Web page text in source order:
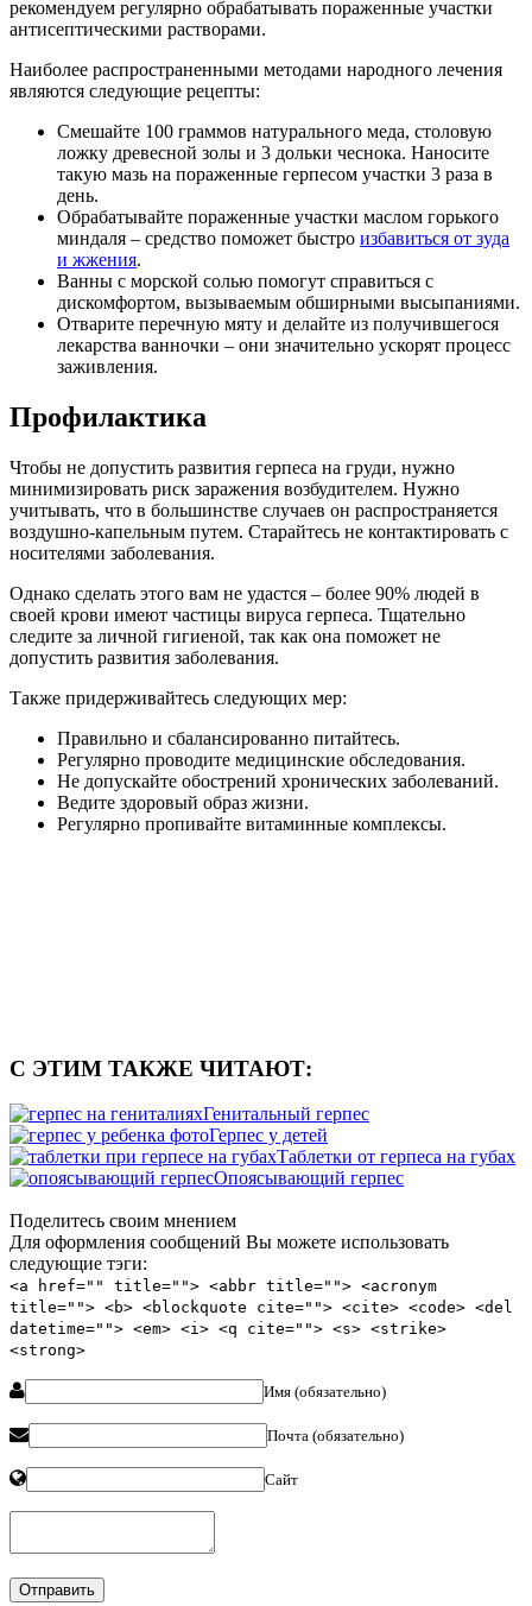
рекомендуем регулярно обрабатывать пораженные участки
антисептическими растворами.
Наиболее распространенными методами народного лечения
являются следующие рецепты:
Смешайте 100 граммов натурального меда, столовую
ложку древесной золы и 3 дольки чеснока. Наносите
такую мазь на пораженные герпесом участки 3 раза в
день.
Обрабатывайте пораженные участки маслом горького
миндаля – средство поможет быстро избавиться от зуда
и жжения.
Ванны с морской солью помогут справиться с
дискомфортом, вызываемым обширными высыпаниями.
Отварите перечную мяту и делайте из получившегося
лекарства ванночки – они значительно ускорят процесс
заживления.
Профилактика
Чтобы не допустить развития герпеса на груди, нужно
минимизировать риск заражения возбудителем. Нужно
учитывать, что в большинстве случаев он распространяется
воздушно-капельным путем. Старайтесь не контактировать с
носителями заболевания.
Однако сделать этого вам не удастся – более 90% людей в
своей крови имеют частицы вируса герпеса. Тщательно
следите за личной гигиеной, так как она поможет не
допустить развития заболевания.
Также придерживайтесь следующих мер:
Правильно и сбалансированно питайтесь.
Регулярно проводите медицинские обследования.
Не допускайте обострений хронических заболеваний.
Ведите здоровый образ жизни.
Регулярно пропивайте витаминные комплексы.
С ЭТИМ ТАКЖЕ ЧИТАЮТ:
Генитальный герпес
Герпес у детей
Таблетки от герпеса на губах
Опоясывающий герпес
Поделитесь своим мнением
Для оформления сообщений Вы можете использовать
следующие тэги:
<a href="" title=""> <abbr title=""> <acronym
title=""> <b> <blockquote cite=""> <cite> <code> <del
datetime=""> <em> <i> <q cite=""> <s> <strike>
<strong>
Имя (обязательно)
Почта (обязательно)
Сайт